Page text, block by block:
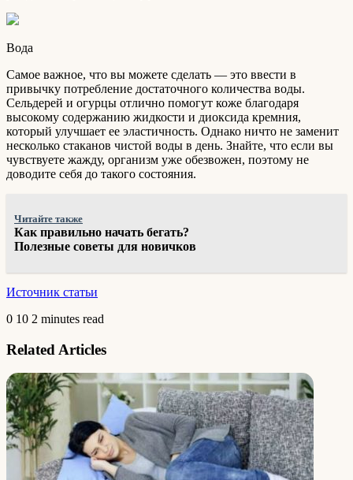
Вода
Самое важное, что вы можете сделать — это ввести в
привычку потребление достаточного количества воды.
Сельдерей и огурцы отлично помогут коже благодаря
высокому содержанию жидкости и диоксида кремния,
который улучшает ее эластичность. Однако ничто не заменит
несколько стаканов чистой воды в день. Знайте, что если вы
чувствуете жажду, организм уже обезвожен, поэтому не
доводите себя до такого состояния.
Читайте также
Как правильно начать бегать?
Полезные советы для новичков
Источник статьи
0 10 2 minutes read
Related Articles